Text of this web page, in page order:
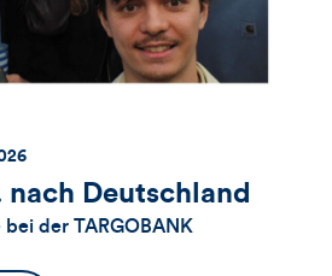
nach Deutschland
bei der TARGOBANK